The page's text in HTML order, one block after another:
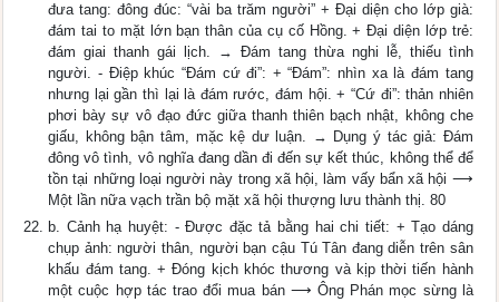
đưa tang: đông đúc: “vài ba trăm người” + Đại diện cho lớp già:
đám tai to mặt lớn bạn thân của cụ cố Hồng. + Đại diện lớp trẻ:
đám giai thanh gái lịch. → Đám tang thừa nghi lễ, thiếu tình
người. - Điệp khúc “Đám cứ đi”: + “Đám”: nhìn xa là đám tang
nhưng lại gần thì lại là đám rước, đám hội. + “Cứ đi”: thản nhiên
phơi bày sự vô đạo đức giữa thanh thiên bạch nhật, không che
giấu, không bận tâm, mặc kệ dư luận. → Dụng ý tác giả: Đám
đông vô tình, vô nghĩa đang dần đi đến sự kết thúc, không thể để
tồn tại những loại người này trong xã hội, làm vấy bẩn xã hội ⟶
Một lần nữa vạch trần bộ mặt xã hội thượng lưu thành thị. 80
b. Cảnh hạ huyệt: - Được đặc tả bằng hai chi tiết: + Tạo dáng
chụp ảnh: người thân, người bạn cậu Tú Tân đang diễn trên sân
khấu đám tang. + Đóng kịch khóc thương và kịp thời tiến hành
một cuộc hợp tác trao đổi mua bán ⟶ Ông Phán mọc sừng là